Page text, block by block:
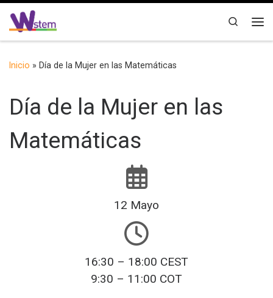
Saltar al contenido
Search
Inicio » Día de la Mujer en las Matemáticas
Día de la Mujer en las
Matemáticas
12 Mayo
16:30 – 18:00 CEST
9:30 – 11:00 COT